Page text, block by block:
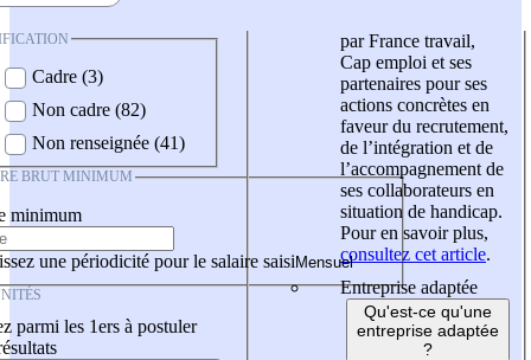
Cadre (3)
Non cadre (82)
Non renseignée (41)
BRUT MINIMUM
minimum
une périodicité pour le salaire saisi
parmi les 1ers à postuler
par France travail,
Cap emploi et ses
partenaires pour ses
actions concrètes en
faveur du recrutement,
de l’intégration et de
l’accompagnement de
ses collaborateurs en
situation de handicap.
Pour en savoir plus,
consultez cet article.
Entreprise adaptée
Qu'est-ce qu'une
entreprise adaptée
?